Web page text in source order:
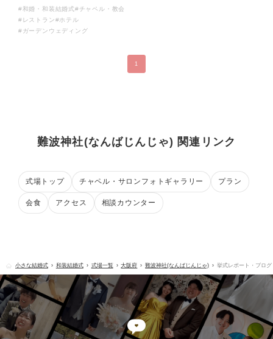
#和婚・和装結婚式#チャペル・教会
#レストラン#ホテル
#ガーデンウェディング
1
難波神社(なんばじんじゃ) 関連リンク
式場トップ チャペル・サロンフォトギャラリー プラン
会食 アクセス 相談カウンター
小さな結婚式 和装結婚式 式場一覧 大阪府 難波神社(なんばじんじゃ) 挙式レポート・ブログ